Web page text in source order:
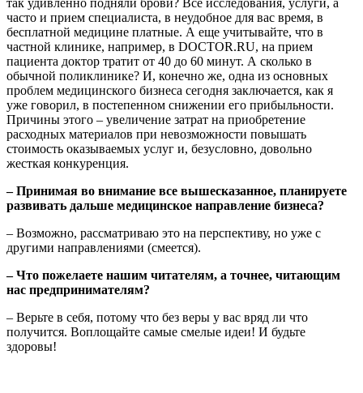
часто и прием специалиста, в неудобное для вас время, в
бесплатной медицине платные. А еще учитывайте, что в
частной клинике, например, в DOCTOR.RU, на прием
пациента доктор тратит от 40 до 60 минут. А сколько в
обычной поликлинике? И, конечно же, одна из основных
проблем медицинского бизнеса сегодня заключается, как я
уже говорил, в постепенном снижении его прибыльности.
Причины этого – увеличение затрат на приобретение
расходных материалов при невозможности повышать
стоимость оказываемых услуг и, безусловно, довольно
жесткая конкуренция.
– Принимая во внимание все вышесказанное, планируете
развивать дальше медицинское направление бизнеса?
– Возможно, рассматриваю это на перспективу, но уже с
другими направлениями (смеется).
– Что пожелаете нашим читателям, а точнее, читающим
нас предпринимателям?
– Верьте в себя, потому что без веры у вас вряд ли что
получится. Воплощайте самые смелые идеи! И будьте
здоровы!